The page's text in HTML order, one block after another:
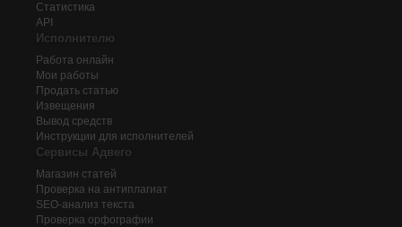
Статистика
API
Исполнителю
Работа онлайн
Мои работы
Продать статью
Извещения
Вывод средств
Инструкции для исполнителей
Сервисы Адвего
Магазин статей
Проверка на антиплагиат
SEO-анализ текста
Проверка орфографии